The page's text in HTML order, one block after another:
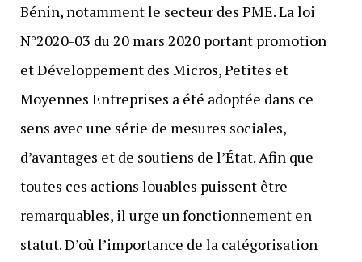
Bénin, notamment le secteur des PME. La loi
N°2020-03 du 20 mars 2020 portant promotion
et Développement des Micros, Petites et
Moyennes Entreprises a été adoptée dans ce
sens avec une série de mesures sociales,
d’avantages et de soutiens de l’État. Afin que
toutes ces actions louables puissent être
remarquables, il urge un fonctionnement en
statut. D’où l’importance de la catégorisation